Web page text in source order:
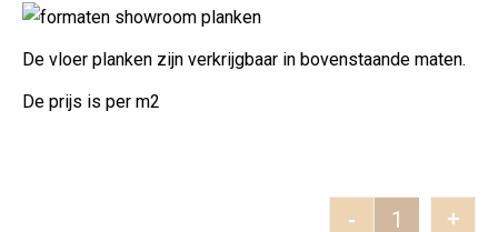
De vloer planken zijn verkrijgbaar in bovenstaande maten.
De prijs is per m2
- +